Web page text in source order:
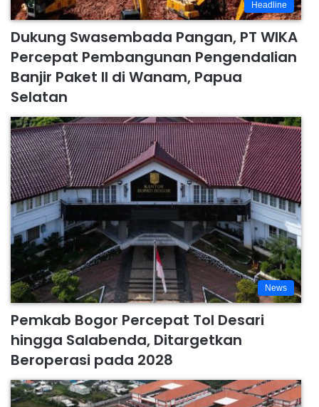
Headline
Dukung Swasembada Pangan, PT WIKA
Percepat Pembangunan Pengendalian
Banjir Paket II di Wanam, Papua
Selatan
News
Pemkab Bogor Percepat Tol Desari
hingga Salabenda, Ditargetkan
Beroperasi pada 2028